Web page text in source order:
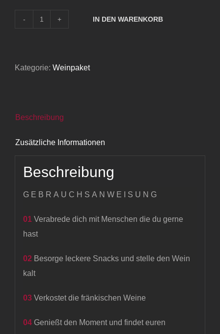
IN DEN WARENKORB
Kategorie: Weinpaket
Beschreibung
Zusätzliche Informationen
Beschreibung
GEBRAUCHSANWEISUNG
01Verabrede dich mit Menschen die du gerne
hast
02Besorge leckere Snacks und stelle den Wein
kalt
03Verkostet die fränkischen Weine
04 Genießt den Moment und findet euren